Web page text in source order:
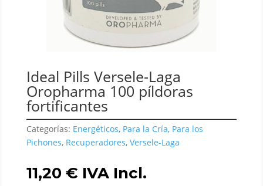
Ideal Pills Versele-Laga
Oropharma 100 píldoras
fortificantes
Categorías: Energéticos, Para la Cría, Para los
Pichones, Recuperadores, Versele-Laga
11,20 € IVA Incl.